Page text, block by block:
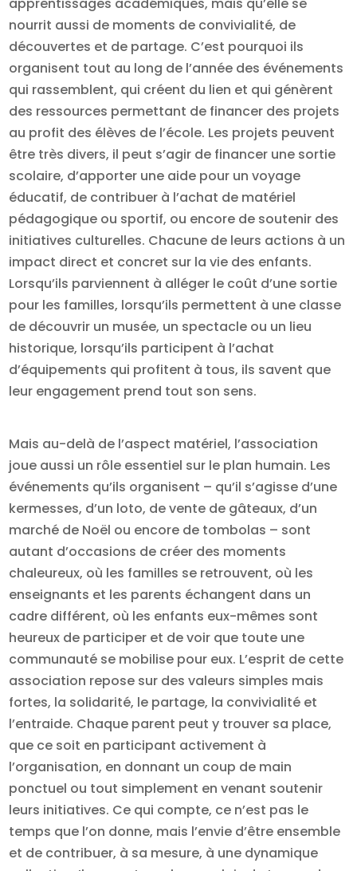
apprentissages académiques, mais qu’elle se
nourrit aussi de moments de convivialité, de
découvertes et de partage. C’est pourquoi ils
organisent tout au long de l’année des événements
qui rassemblent, qui créent du lien et qui génèrent
des ressources permettant de financer des projets
au profit des élèves de l’école. Les projets peuvent
être très divers, il peut s’agir de financer une sortie
scolaire, d’apporter une aide pour un voyage
éducatif, de contribuer à l’achat de matériel
pédagogique ou sportif, ou encore de soutenir des
initiatives culturelles. Chacune de leurs actions à un
impact direct et concret sur la vie des enfants.
Lorsqu’ils parviennent à alléger le coût d’une sortie
pour les familles, lorsqu’ils permettent à une classe
de découvrir un musée, un spectacle ou un lieu
historique, lorsqu’ils participent à l’achat
d’équipements qui profitent à tous, ils savent que
leur engagement prend tout son sens.
Mais au-delà de l’aspect matériel, l’association
joue aussi un rôle essentiel sur le plan humain. Les
événements qu’ils organisent – qu’il s’agisse d’une
kermesses, d’un loto, de vente de gâteaux, d’un
marché de Noël ou encore de tombolas – sont
autant d’occasions de créer des moments
chaleureux, où les familles se retrouvent, où les
enseignants et les parents échangent dans un
cadre différent, où les enfants eux-mêmes sont
heureux de participer et de voir que toute une
communauté se mobilise pour eux. L’esprit de cette
association repose sur des valeurs simples mais
fortes, la solidarité, le partage, la convivialité et
l’entraide. Chaque parent peut y trouver sa place,
que ce soit en participant activement à
l’organisation, en donnant un coup de main
ponctuel ou tout simplement en venant soutenir
leurs initiatives. Ce qui compte, ce n’est pas le
temps que l’on donne, mais l’envie d’être ensemble
et de contribuer, à sa mesure, à une dynamique